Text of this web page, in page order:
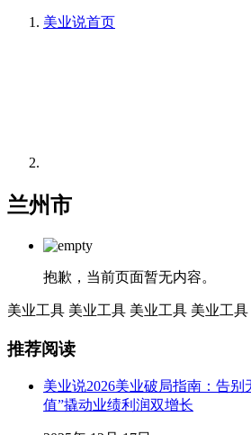
美业说首页
兰州市
抱歉，当前页面暂无内容。
美业工具 美业工具 美业工具 美业工具
推荐阅读
美业说2026美业破局指南：告别
值”撬动业绩利润双增长